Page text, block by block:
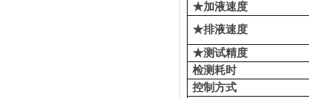
★加液速度
★排液速度
★测试精度
检测耗时
控制方式